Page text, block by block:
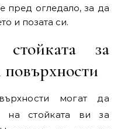
пред огледало, за да
и позата си.
за
могат да
на стойката ви за